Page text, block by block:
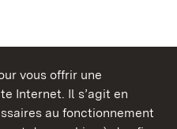
vous offrir une
Internet. Il s’agit en
au fonctionnement
du Bade-Wurtemberg